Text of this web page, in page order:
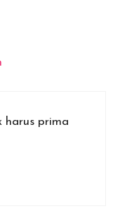
harus prima